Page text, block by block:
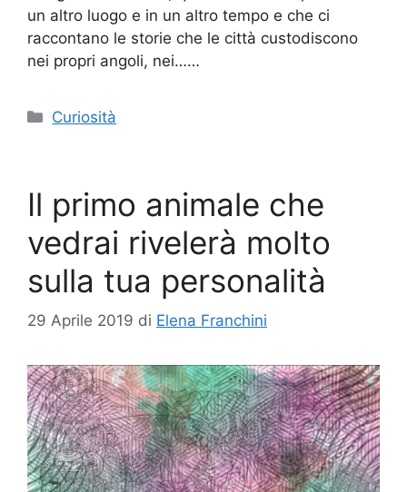
un altro luogo e in un altro tempo e che ci
raccontano le storie che le città custodiscono
nei propri angoli, nei……
Categorie
Curiosità
Il primo animale che
vedrai rivelerà molto
sulla tua personalità
29 Aprile 2019 di Elena Franchini